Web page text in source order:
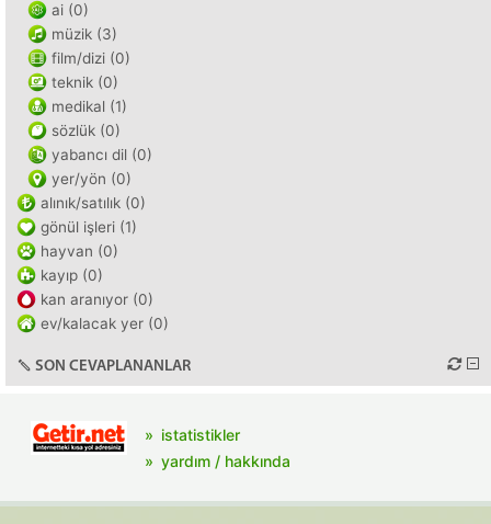
ai (0)
müzik (3)
film/dizi (0)
teknik (0)
medikal (1)
sözlük (0)
yabancı dil (0)
yer/yön (0)
alınık/satılık (0)
gönül işleri (1)
hayvan (0)
kayıp (0)
kan aranıyor (0)
ev/kalacak yer (0)
SON CEVAPLANANLAR
istatistikler
yardım / hakkında